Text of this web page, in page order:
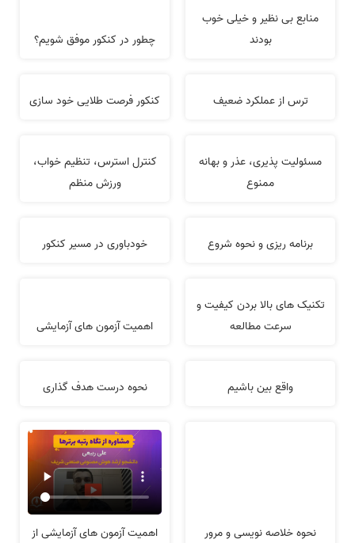
منابع بی نظیر و خیلی خوب
بودند
چطور در کنکور موفق شویم؟
ترس از عملکرد ضعیف کنکور فرصت طلایی خود سازی
مسئولیت پذیری، عذر و بهانه
ممنوع
کنترل استرس، تنظیم خواب،
ورزش منظم
برنامه ریزی و نحوه شروع خودباوری در مسیر کنکور
تکنیک های بالا بردن کیفیت و
سرعت مطالعه
اهمیت آزمون های آزمایشی
واقع بین باشیم نحوه درست هدف گذاری
نحوه خلاصه نویسی و مرور
اهمیت آزمون های آزمایشی از